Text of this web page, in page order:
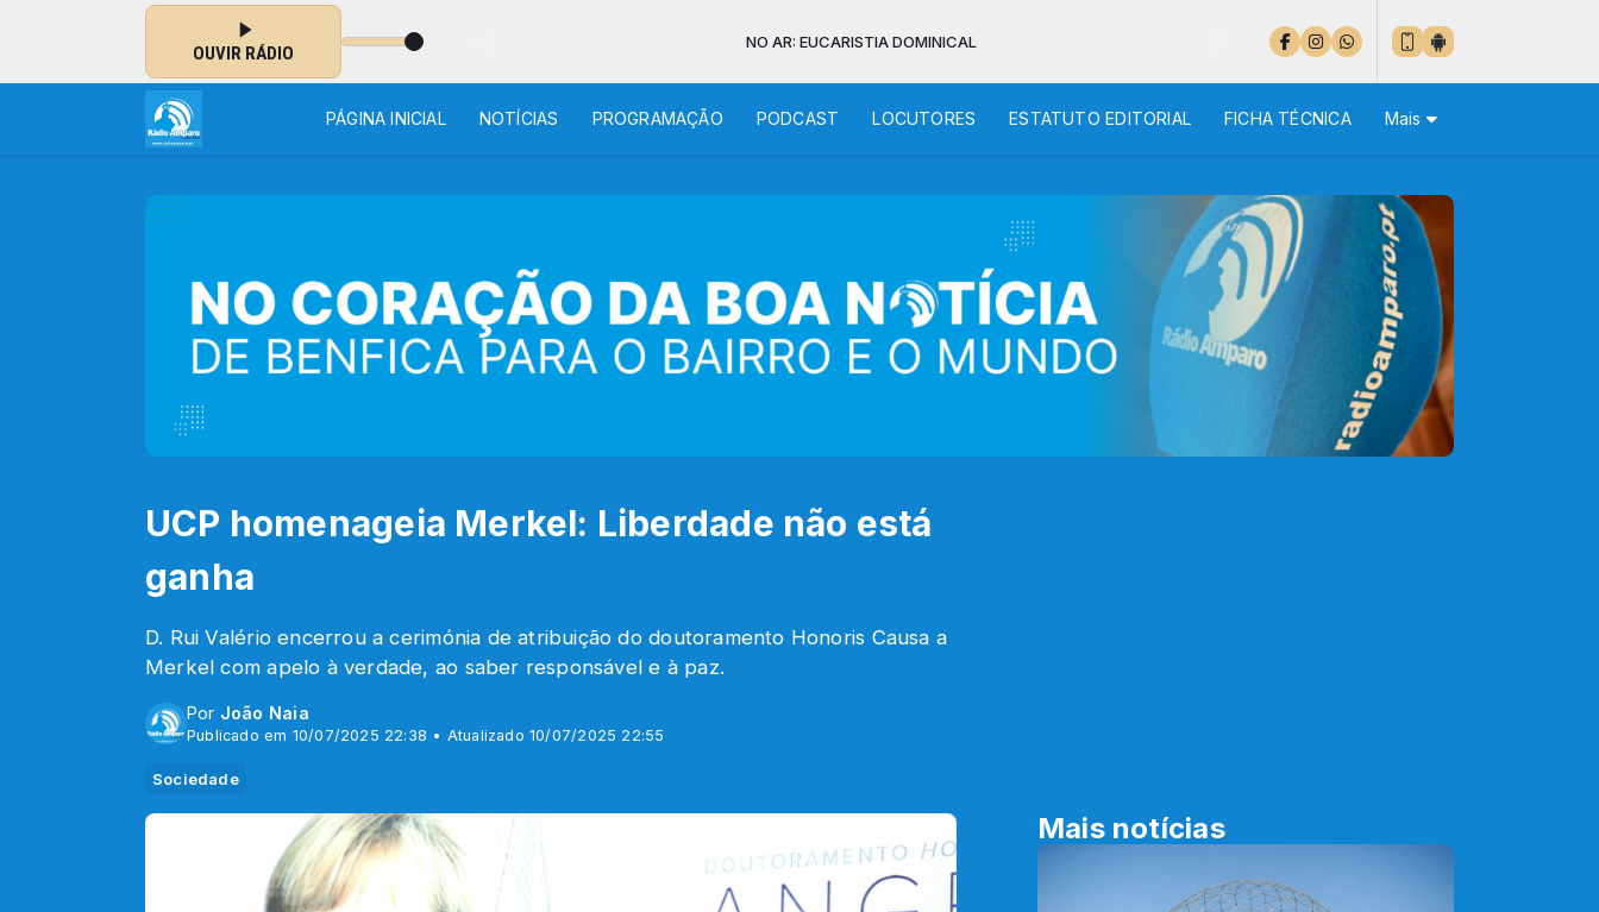
OUVIR RÁDIO
NO AR: EUCARISTIA DOMINICAL
PÁGINA INICIAL NOTÍCIAS PROGRAMAÇÃO PODCAST LOCUTORES ESTATUTO EDITORIAL FICHA TÉCNICA Mais
UCP homenageia Merkel: Liberdade não está
ganha
D. Rui Valério encerrou a cerimónia de atribuição do doutoramento Honoris Causa a
Merkel com apelo à verdade, ao saber responsável e à paz.
Por João Naia
Publicado em 10/07/2025 22:38 • Atualizado 10/07/2025 22:55
Sociedade
Mais notícias